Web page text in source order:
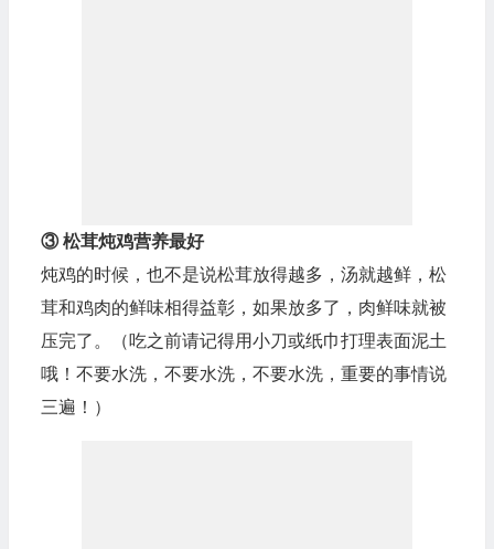
③ 松茸炖鸡营养最好
炖鸡的时候，也不是说松茸放得越多，汤就越鲜，松
茸和鸡肉的鲜味相得益彰，如果放多了，肉鲜味就被
压完了。（吃之前请记得用小刀或纸巾打理表面泥土
哦！不要水洗，不要水洗，不要水洗，重要的事情说
三遍！）